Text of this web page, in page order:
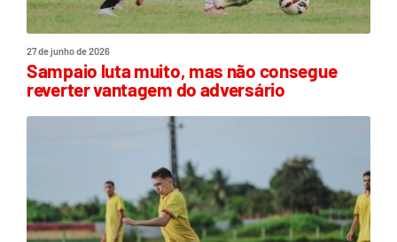
27 de junho de 2026
Sampaio luta muito, mas não consegue
reverter vantagem do adversário